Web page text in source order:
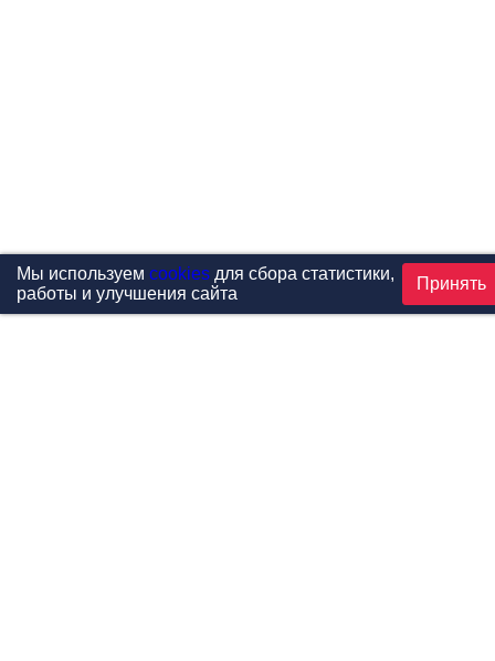
Мы используем cookiesдля сбора статистики,
работы и улучшения сайта
Принять